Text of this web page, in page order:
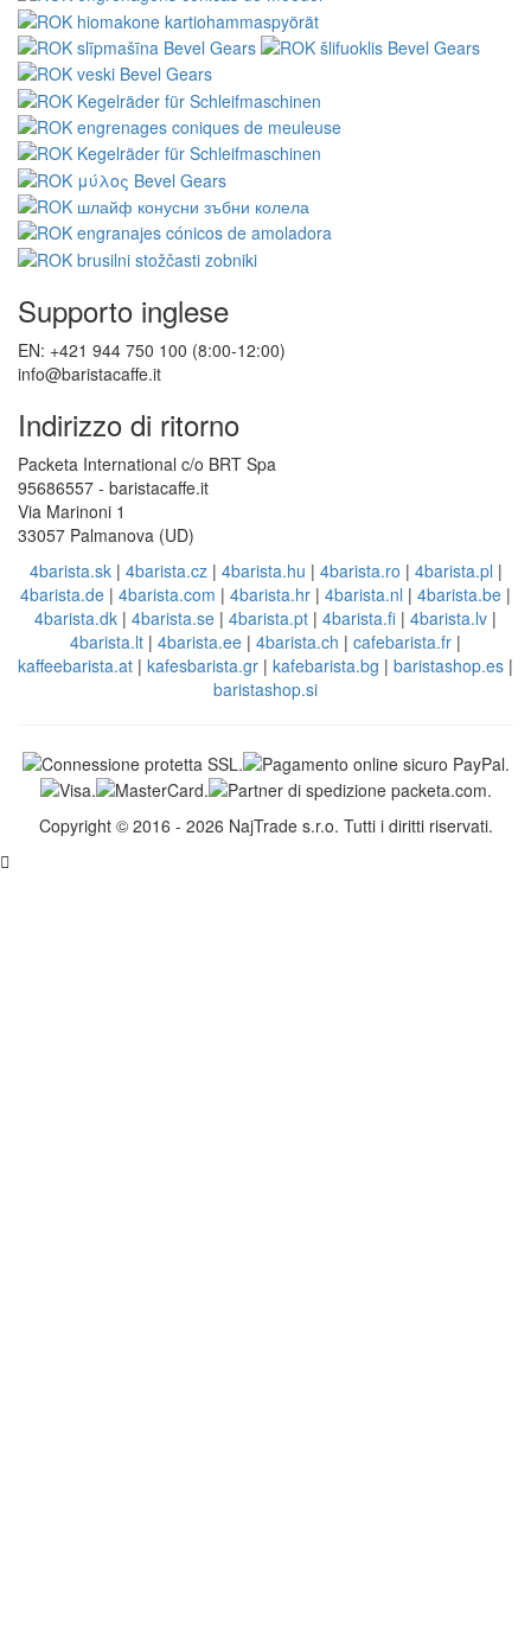
Supporto inglese
EN: +421 944 750 100 (8:00-12:00)
info@baristacaffe.it
Indirizzo di ritorno
Packeta International c/o BRT Spa
95686557 - baristacaffe.it
Via Marinoni 1
33057 Palmanova (UD)
4barista.sk| 4barista.cz| 4barista.hu | 4barista.ro | 4barista.pl |
4barista.de | 4barista.com | 4barista.hr | 4barista.nl | 4barista.be |
4barista.dk | 4barista.se | 4barista.pt | 4barista.fi | 4barista.lv |
4barista.lt | 4barista.ee | 4barista.ch | cafebarista.fr |
kaffeebarista.at | kafesbarista.gr | kafebarista.bg | baristashop.es |
baristashop.si
Copyright © 2016 - 2026 NajTrade s.r.o. Tutti i diritti riservati.